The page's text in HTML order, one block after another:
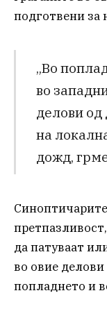
подготвени за
„Во
во
делови од
на
дожд,
да патуваат
во овие делови
попладнето и